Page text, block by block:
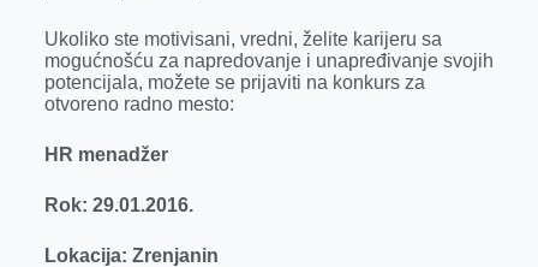
k
e
r
n
p
Ukoliko ste motivisani, vredni, želite karijeru sa
mogućnošću za napredovanje i unapređivanje svojih
potencijala, možete se prijaviti na konkurs za
otvoreno radno mesto:
HR menadžer
Rok: 29.01.2016.
Lokacija: Zrenjanin